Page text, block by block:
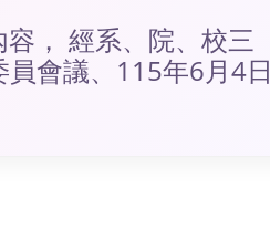
， 經系、院、校三
會議、115年6月4日